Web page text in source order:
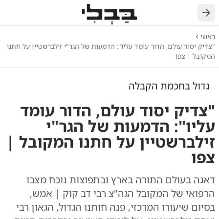
חזרה
ראשי
"צדיק יסוד עולם, הדור עומד עליו": הדמעות של הגר"י זילברשטיין על חתנו
המקובל | צפו
גדול בחכמת הקבלה
"צדיק יסוד עולם, הדור עומד
עליו": הדמעות של הגר"י
זילברשטיין על חתנו המקובל |
צפו
דאגה בעולם התורה בארץ ובתפוצות נוכח מצבו
הרפואי של המקובל הגה"צ רבי דב קוק | אמש,
בסיום שיעורו המרכזי, פנה חותנו הגדול, הגאון רבי